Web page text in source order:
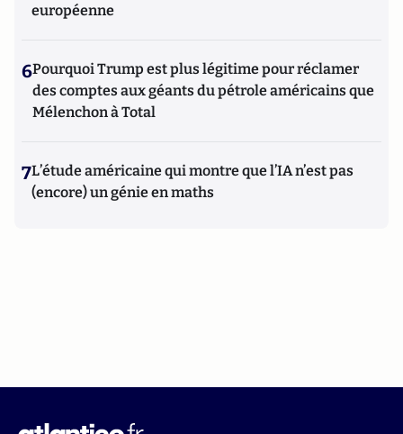
européenne
6Pourquoi Trump est plus légitime pour réclamer
des comptes aux géants du pétrole américains que
Mélenchon à Total
7L’étude américaine qui montre que l’IA n’est pas
(encore) un génie en maths